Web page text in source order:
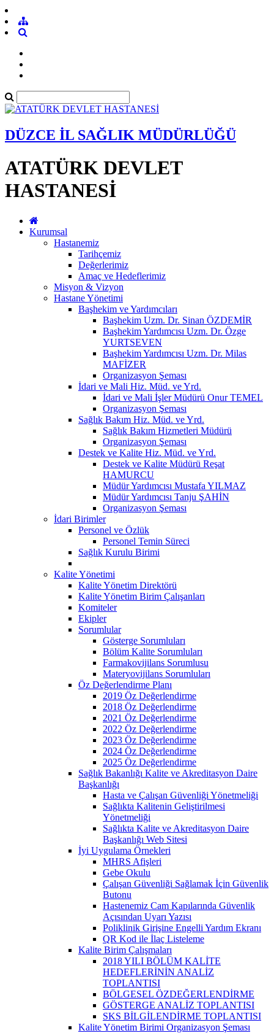
DÜZCE İL SAĞLIK MÜDÜRLÜĞÜ
ATATÜRK DEVLET
HASTANESİ
Kurumsal
Hastanemiz
Tarihçemiz
Değerlerimiz
Amaç ve Hedeflerimiz
Misyon & Vizyon
Hastane Yönetimi
Başhekim ve Yardımcıları
Başhekim Uzm. Dr. Sinan ÖZDEMİR
Başhekim Yardımcısı Uzm. Dr. Özge
YURTSEVEN
Başhekim Yardımcısı Uzm. Dr. Milas
MAFİZER
Organizasyon Şeması
İdari ve Mali Hiz. Müd. ve Yrd.
İdari ve Mali İşler Müdürü Onur TEMEL
Organizasyon Şeması
Sağlık Bakım Hiz. Müd. ve Yrd.
Sağlık Bakım Hizmetleri Müdürü
Organizasyon Şeması
Destek ve Kalite Hiz. Müd. ve Yrd.
Destek ve Kalite Müdürü Reşat
HAMURCU
Müdür Yardımcısı Mustafa YILMAZ
Müdür Yardımcısı Tanju ŞAHİN
Organizasyon Şeması
İdari Birimler
Personel ve Özlük
Personel Temin Süreci
Sağlık Kurulu Birimi
Kalite Yönetimi
Kalite Yönetim Direktörü
Kalite Yönetim Birim Çalışanları
Komiteler
Ekipler
Sorumlular
Gösterge Sorumluları
Bölüm Kalite Sorumluları
Farmakovijilans Sorumlusu
Materyovijilans Sorumluları
Öz Değerlendirme Planı
2019 Öz Değerlendirme
2018 Öz Değerlendirme
2021 Öz Değerlendirme
2022 Öz Değerlendirme
2023 Öz Değerlendirme
2024 Öz Değerlendirme
2025 Öz Değerlendirme
Sağlık Bakanlığı Kalite ve Akreditasyon Daire
Başkanlığı
Hasta ve Çalışan Güvenliği Yönetmeliği
Sağlıkta Kalitenin Geliştirilmesi
Yönetmeliği
Sağlıkta Kalite ve Akreditasyon Daire
Başkanlığı Web Sitesi
İyi Uygulama Örnekleri
MHRS Afişleri
Gebe Okulu
Çalışan Güvenliği Sağlamak İçin Güvenlik
Butonu
Hastenemiz Cam Kapılarında Güvenlik
Açısından Uyarı Yazısı
Poliklinik Girişine Engelli Yardım Ekranı
QR Kod ile İlaç Listeleme
Kalite Birim Çalışmaları
2018 YILI BÖLÜM KALİTE
HEDEFLERİNİN ANALİZ
TOPLANTISI
BÖLGESEL ÖZDEĞERLENDİRME
GÖSTERGE ANALİZ TOPLANTISI
SKS BİLGİLENDİRME TOPLANTISI
Kalite Yönetim Birimi Organizasyon Şeması